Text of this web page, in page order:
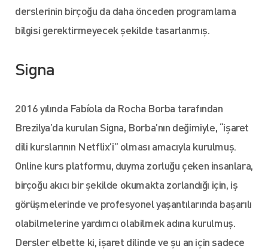
derslerinin birçoğu da daha önceden programlama
bilgisi gerektirmeyecek şekilde tasarlanmış.
Signa
2016 yılında Fabíola da Rocha Borba tarafından
Brezilya’da kurulan Signa, Borba’nın değimiyle, “işaret
dili kurslarının Netflix’i” olması amacıyla kurulmuş.
Online kurs platformu, duyma zorluğu çeken insanlara,
birçoğu akıcı bir şekilde okumakta zorlandığı için, iş
görüşmelerinde ve profesyonel yaşantılarında başarılı
olabilmelerine yardımcı olabilmek adına kurulmuş.
Dersler elbette ki, işaret dilinde ve şu an için sadece